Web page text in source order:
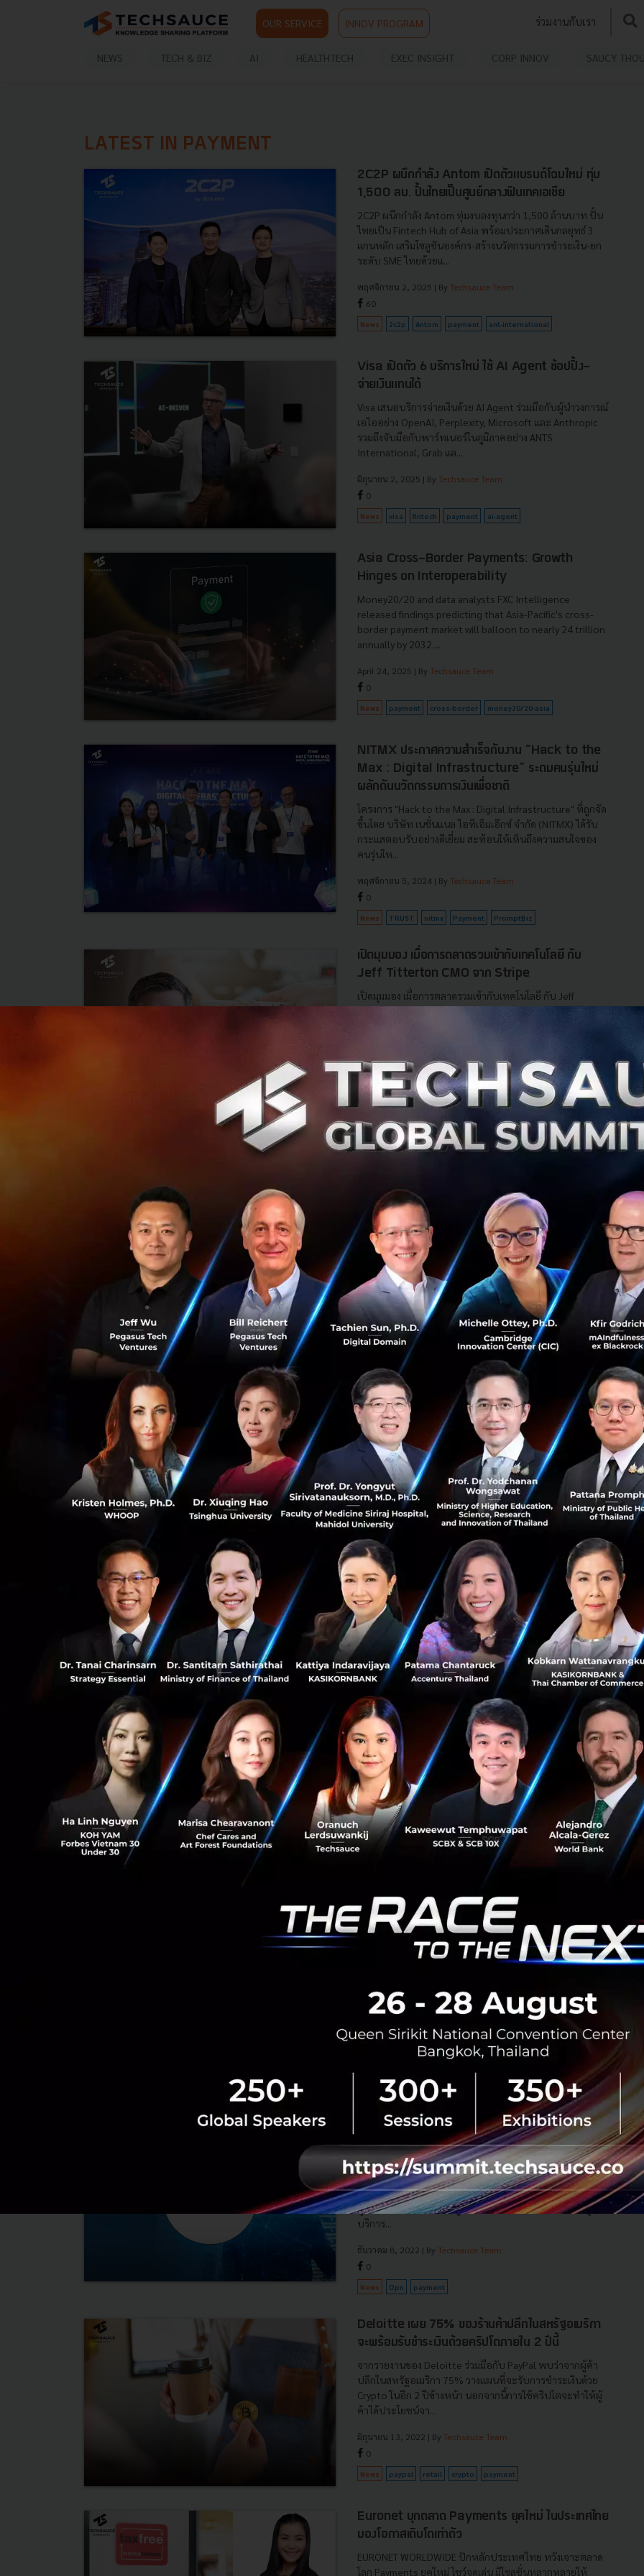
OUR SERVICE INNOV PROGRAM ร่วมงานกับเรา
NEWS TECH & BIZ AI HEALTHTECH EXEC INSIGHT CORP INNOV SAUCY
LATEST IN PAYMENT
2C2P ผนึกกำลัง Antom เปิดตัวแบรนด์โฉมใหม่ ทุ่ม
1,500 ลบ. ปั้นไทยเป็นศูนย์กลางฟินเทคเอเชีย
2C2P ผนึกกำลัง Antom ทุ่มงบลงทุนกว่า 1,500 ล้านบาท ปั้น
ไทยเป็น Fintech Hub of Asia พร้อมประกาศเดินกลยุทธ์ 3
แกนหลัก เสริมโซลูชันองค์กร-สร้างนวัตกรรมการชำระเงิน-ยก
ระดับ SME ไทยด้วยแ...
พฤศจิกายน 2, 2025 | By Techsauce Team
60
News 2c2p Antom payment ant-international
Visa เปิดตัว 6 บริการใหม่ ใช้ AI Agent ช้อปปิ้ง-
จ่ายเงินแทนได้
Visa เสนอบริการจ่ายเงินด้วย AI Agent ร่วมมือกับผู้นำวงการณ์
เอไออย่าง OpenAI, Perplexity, Microsoft และ Anthropic
รวมถึงจับมือกับพาร์ทเนอร์ในภูมิภาคอย่าง ANTS
International, Grab แล...
มิถุนายน 2, 2025 | By Techsauce Team
0
News visa fintech payment ai-agent
Asia Cross-Border Payments: Growth
Hinges on Interoperability
Money20/20 and data analysts FXC Intelligence
released findings predicting that Asia-Pacific's cross-
border payment market will balloon to nearly 24 trillion
annually by 2032....
April 24, 2025 | By Techsauce Team
0
News payment cross-border money20/20-asia
NITMX ประกาศความสำเร็จกับงาน “Hack to the
Max : Digital Infrastructure” ระดมคนรุ่นใหม่
ผลักดันนวัตกรรมการเงินเพื่อชาติ
โครงการ "Hack to the Max : Digital Infrastructure" ที่ถูกจัด
ขึ้นโดย บริษัท เนชั่นแนล ไอทีเอ็มเอ๊กซ์ จำกัด (NITMX) ได้รับ
กระแสตอบรับอย่างดีเยี่ยม สะท้อนให้เห็นถึงความสนใจของ
คนรุ่นให...
พฤศจิกายน 5, 2024 | By Techsauce Team
0
News TRUST nitmx Payment PromptBiz
เปิดมุมมอง เมื่อการตลาดรวมเข้ากับเทคโนโลยี กับ
Jeff Titterton CMO จาก Stripe
เปิดมุมมอง เมื่อการตลาดรวมเข้ากับเทคโนโลยี กับ Jeff
Titterton CMO จาก Stripe...
Tech & Biz stripe payment marketing
cross-border-e-commerce
Stripe มุ่งเน้นการชำระเงินด้วย AI ดัน Cross
Stripe ตั้งเป้าผลักดันการค้าข้ามพรมแดนสำหรับธุรกิจในไทย
และภูมิภาคเอเชีย ด้วยรูปแบบการชำระเงินที่ขับเคลื่อนโดย
ระบบ AI...
กันยายน 2, 2024 | By
Techsauce Team
News stripe payment stripe tour
BigPay เลือก Thredd ใช้ FinTech ขับเคลื่อนขีด
ความสามารถในการชำระเงิน
BigPay เลือก Thredd ใช้ FinTech ขับเคลื่อนขีดความสามารถ
ในการชำระเงิน เตรียมให้บริการในไทย ต้นปี 2024...
ตุลาคม 18, 2023
Techsauce Team
0
News thredd bigpay payment fintech
Stripe aims to drive more growth of
internet economy with frictionless
payment and automated financial process
Stripe introduced new product updates to support
businesses of all sizes in the region, enabling them to
cater to the surging demand for digital commerce and
pursue global growth o...
October 12, 2023| ByTechsauce Team
0
Tech & Biz infrastructure payment-gateway
Stripe เดินหน้า Internet Economy ด้วยบริการ
ทางการเงินให้ธุรกิจยุคใหม่
Stripe จัดงาน “Stripe Tour Singapore” เปิดตัวและอัพเดต
ผลิตภัณฑ์ Stripe ทั้งในกลุ่มระบบชำระเงิน (Payment) และ
กลุ่มบริการ Beyond Payment ที่พัฒนาขึ้น เพื่อขยายการตอบ
โจทย์ Pain Point ...
ตุลาคม 12, 2023 | ByTechsauce Team
Krungsri ขยายบริการชำระเงินด้วย QR ผ่านร้านค้า
ชั้นนำในญี่ปุ่น เพิ่มความสะดวกให้ลูกค้าคนไทย
Krungsri ร่วมมือกับ NETSTARS CO.,LTD. หนึ่งในบริษัทชั้นนำ
บริการชำระเงินในประเทศญี่ปุ่น ผ่านการสแกน QR ด้วยกรุงศรี
โมบายแอป (KMA) และโ...
ธันวาคม 21, 2022| ByTechsauce Team
LTD. payment krungsri NETSTARS CO.
Opn ขึ้นแท่นผู้นำด้านการชำระเงินในเอเชียแปซิฟิก-ผู้
ให้บริการด้านการประมวลผลธุรกรรมชั้นนำ 25 อันดับ
แรกในสหรัฐฯ
Opn ผู้ให้บริการโซลูชั่นด้านการชําระเงินอย่างครบวงจรจาก
ประเทศญี่ปุ่นและเอเชียตะวันออกเฉียงใต้ ก้าว ขึ้นเป็นหนึ่งใน
ผู้นําด้านการชําระเงินในภูมิภาคเอเชียแปซิฟิกและหนึ่งในผู้ให้
บริการ...
ธันวาคม 8, 2022 | By Techsauce Team
0
News Opn payment
Deloitte เผย 75% ของร้านค้าปลีกในสหรัฐอเมริกา
จะพร้อมรับชำระเงินด้วยคริปโตภายใน 2 ปีนี้
จากรายงานของ Deloitte ร่วมมือกับ PayPal พบว่าจากผู้ค้า
ปลีกในสหรัฐอเมริกา 75% วางแผนที่จะรับการชำระเงินด้วย
Crypto ในอีก 2 ปีข้างหน้า นอกจากนี้การใช้คริปโตจะทำให้ผู้
ค้าได้ประโยชน์จา...
มิถุนายน 13, 2022 | By Techsauce Team
0
News paypal retail crypto payment
Euronet บุกตลาด Payments ยุคใหม่ ในประเทศไทย
มองโอกาสเติบโตเท่าตัว
EURONET WORLDWIDE ปักหลักประเทศไทย หวังเจาะตลาด
โลก Payments ยุคใหม่ โชว์จุดเด่น มีโซลูชั่นหลากหลายให้